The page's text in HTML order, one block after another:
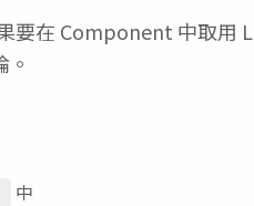
要在 Component 中取用
中